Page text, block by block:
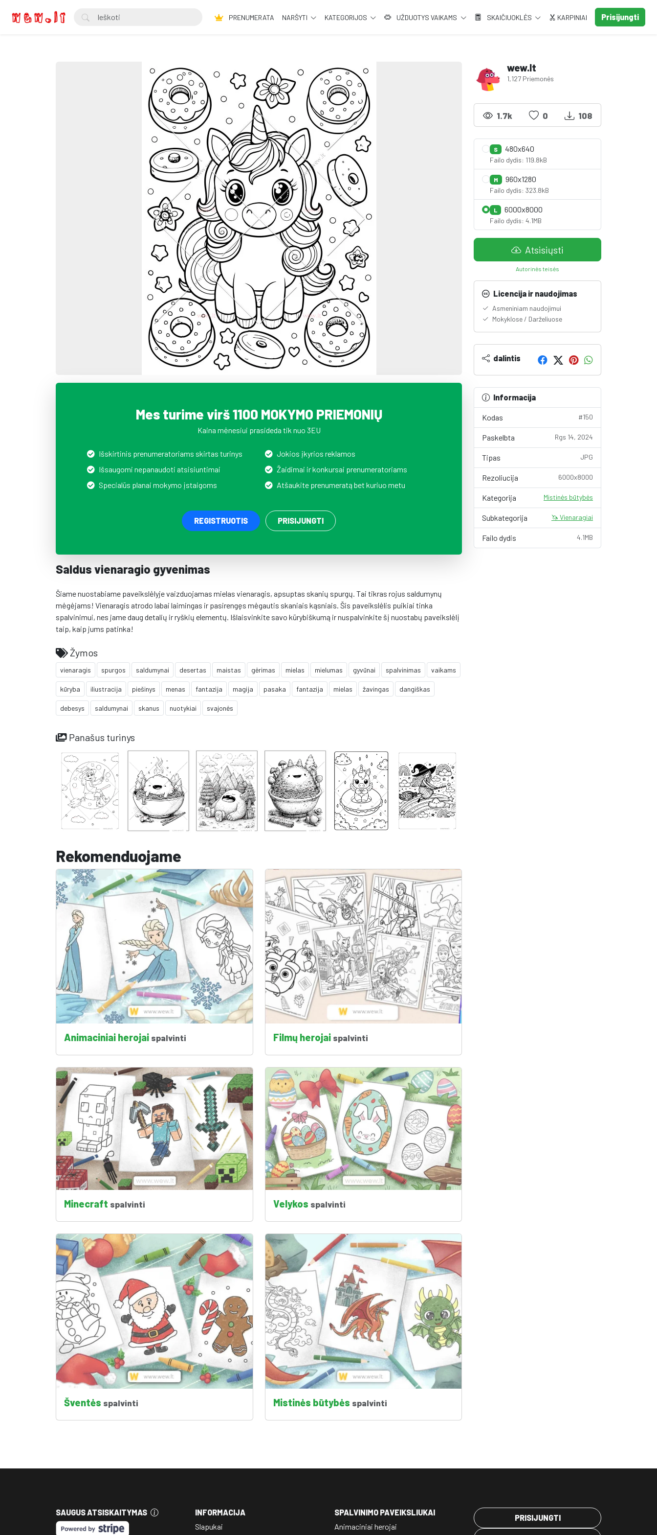
PRENUMERATA NARŠYTI KATEGORIJOS UŽDUOTYS VAIKAMS SKAIČIUOKLĖS KARPINIAI Prisijungti
Mes turime virš 1100 MOKYMO PRIEMONIŲ
Kaina mėnesiui prasideda tik nuo 3EU
Išskirtinis prenumeratoriams skirtas turinys
Išsaugomi nepanaudoti atsisiuntimai
Specialūs planai mokymo įstaigoms
Jokios įkyrios reklamos
Žaidimai ir konkursai prenumeratoriams
Atšaukite prenumeratą bet kuriuo metu
REGISTRUOTIS PRISIJUNGTI
Saldus vienaragio gyvenimas
Šiame nuostabiame paveikslėlyje vaizduojamas mielas vienaragis, apsuptas skanių spurgų. Tai tikras rojus saldumynų
mėgėjams! Vienaragis atrodo labai laimingas ir pasirengęs mėgautis skaniais kąsniais. Šis paveikslėlis puikiai tinka
spalvinimui, nes jame daug detalių ir ryškių elementų. Išlaisvinkite savo kūrybiškumą ir nuspalvinkite šį nuostabų paveikslėlį
taip, kaip jums patinka!
Žymos
vienaragis spurgos saldumynai desertas maistas gėrimas mielas mielumas gyvūnai spalvinimas vaikams
kūryba iliustracija piešinys menas fantazija magija pasaka fantazija mielas žavingas dangiškas
debesys saldumynai skanus nuotykiai svajonės
Panašus turinys
Rekomenduojame
Animaciniai herojai spalvinti Filmų herojai spalvinti
Minecraft spalvinti Velykos spalvinti
Šventės spalvinti Mistinės būtybės spalvinti
wew.lt
1,127 Priemonės
1.7k 0 108
S 480x640
Failo dydis: 119.8kB
M 960x1280
Failo dydis: 323.8kB
L 6000x8000
Failo dydis: 4.1MB
Atsisiųsti
Autorinės teisės
Licencija ir naudojimas
Asmeniniam naudojimui
Mokyklose / Darželiuose
dalintis
Informacija
Kodas #150
Paskelbta Rgs 14, 2024
Tipas JPG
Rezoliucija 6000x8000
Kategorija Mistinės būtybės
Subkategorija 🦄 Vienaragiai
Failo dydis 4.1MB
SAUGUS ATSISKAITYMAS
INFORMACIJA
Slapukai
SPALVINIMO PAVEIKSLIUKAI
Animaciniai herojai
PRISIJUNGTI